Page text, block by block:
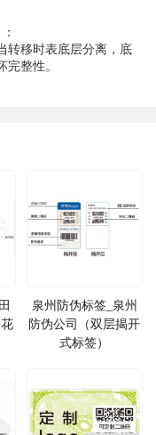
转移时表底层分离，底
整性。
泉州防伪标签_泉州
防伪公司（双层揭开
式标签）